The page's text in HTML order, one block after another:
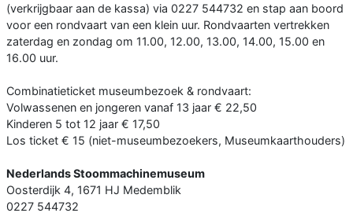
(verkrijgbaar aan de kassa) via 0227 544732 en stap aan boord
voor een rondvaart van een klein uur. Rondvaarten vertrekken
zaterdag en zondag om 11.00, 12.00, 13.00, 14.00, 15.00 en
16.00 uur.
Combinatieticket museumbezoek & rondvaart:
Volwassenen en jongeren vanaf 13 jaar € 22,50
Kinderen 5 tot 12 jaar € 17,50
Los ticket € 15 (niet-museumbezoekers, Museumkaarthouders)
Nederlands Stoommachinemuseum
Oosterdijk 4, 1671 HJ Medemblik
0227 544732